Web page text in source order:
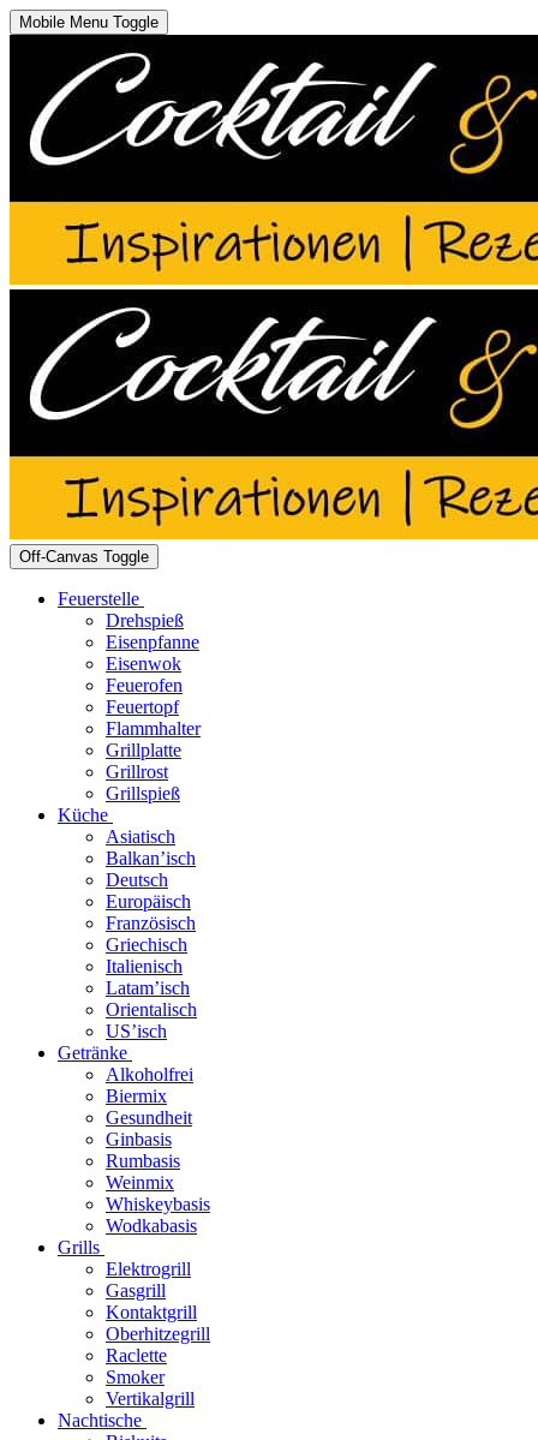
Mobile Menu Toggle
Off-Canvas Toggle
Feuerstelle
Drehspieß
Eisenpfanne
Eisenwok
Feuerofen
Feuertopf
Flammhalter
Grillplatte
Grillrost
Grillspieß
Küche
Asiatisch
Balkan’isch
Deutsch
Europäisch
Französisch
Griechisch
Italienisch
Latam’isch
Orientalisch
US’isch
Getränke
Alkoholfrei
Biermix
Gesundheit
Ginbasis
Rumbasis
Weinmix
Whiskeybasis
Wodkabasis
Grills
Elektrogrill
Gasgrill
Kontaktgrill
Oberhitzegrill
Raclette
Smoker
Vertikalgrill
Nachtische